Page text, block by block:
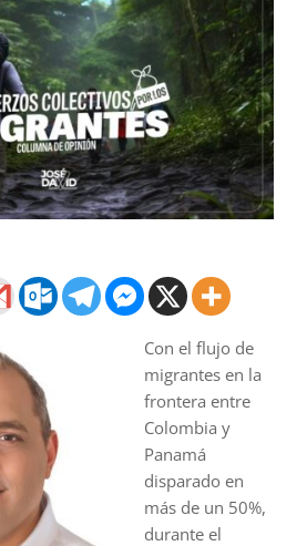
Con el flujo de
migrantes en la
frontera entre
Colombia y
Panamá
disparado en
más de un 50%,
durante el